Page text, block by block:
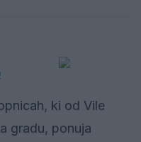
ki od Vile
gradu, ponuja